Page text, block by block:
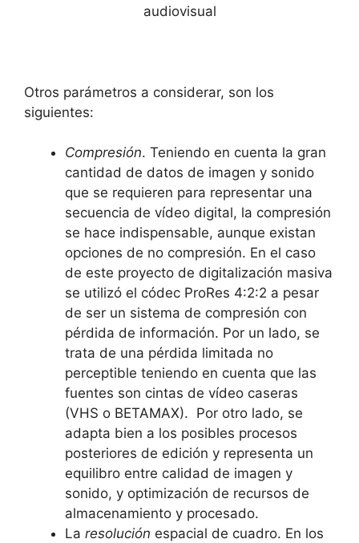
audiovisual
Otros parámetros a considerar, son los
siguientes:
Compresión. Teniendo en cuenta la gran
cantidad de datos de imagen y sonido
que se requieren para representar una
secuencia de vídeo digital, la compresión
se hace indispensable, aunque existan
opciones de no compresión. En el caso
de este proyecto de digitalización masiva
se utilizó el códec ProRes 4:2:2 a pesar
de ser un sistema de compresión con
pérdida de información. Por un lado, se
trata de una pérdida limitada no
perceptible teniendo en cuenta que las
fuentes son cintas de vídeo caseras
(VHS o BETAMAX). Por otro lado, se
adapta bien a los posibles procesos
posteriores de edición y representa un
equilibro entre calidad de imagen y
sonido, y optimización de recursos de
almacenamiento y procesado.
La resolución espacial de cuadro. En los